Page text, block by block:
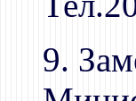
9.